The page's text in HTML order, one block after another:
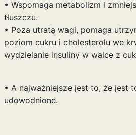
• Wspomaga metabolizm i
tłuszczu.
• Poza utratą wagi, pomaga
poziom cukru i cholesterolu we
wydzielanie insuliny w walce z
• A najważniejsze jest to, że jest
udowodnione.